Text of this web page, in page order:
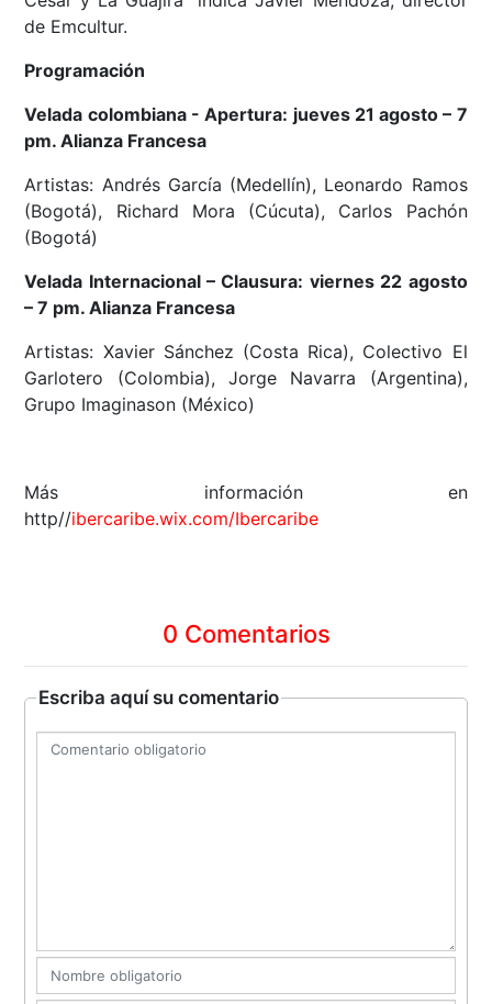
de Emcultur.
Programación
Velada colombiana - Apertura: jueves 21 agosto – 7
pm. Alianza Francesa
Artistas: Andrés García (Medellín), Leonardo Ramos
(Bogotá), Richard Mora (Cúcuta), Carlos Pachón
(Bogotá)
Velada Internacional – Clausura: viernes 22 agosto
– 7 pm. Alianza Francesa
Artistas: Xavier Sánchez (Costa Rica), Colectivo El
Garlotero (Colombia), Jorge Navarra (Argentina),
Grupo Imaginason (México)
Más información en
http//ibercaribe.wix.com/Ibercaribe
0 Comentarios
Escriba aquí su comentario